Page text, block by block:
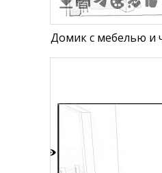
Домик с мебелью и